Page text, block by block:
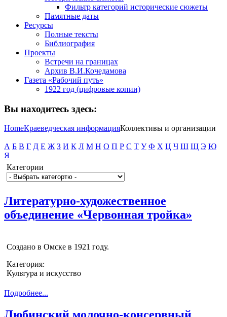
Фильтр категорий исторические сюжеты
Памятные даты
Ресурсы
Полные тексты
Библиография
Проекты
Встречи на границах
Архив В.И.Кочедамова
Газета «Рабочий путь»
1922 год (цифровые копии)
Вы находитесь здесь:
HomeКраеведческая информацияКоллективы и организации
А Б В Г Д Е Ж З И К Л М Н О П Р С Т У Ф Х Ц Ч Ш Щ Э Ю
Я
Категории
Литературно-художественное
объединение «Червонная тройка»
Создано в Омске в 1921 году.
Категория:
Культура и искусство
Подробнее...